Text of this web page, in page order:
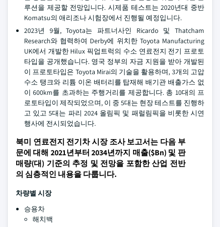
루션을 제공할 전망입니다. 시제품 테스트는 2020년대 중반
Komatsu의 애리조나 시험장에서 진행될 예정입니다.
2023년 9월, Toyota는 파트너사인 Ricardo 및 Thatcham
Research와 협력하여 Derby에 위치한 Toyota Manufacturing
UK에서 개발한 Hilux 픽업트럭의 수소 연료전지 전기 프로토
타입을 공개했습니다. 영국 정부의 자금 지원을 받아 개발된
이 프로토타입은 Toyota Mirai의 기술을 활용하며, 3개의 고압
수소 탱크와 리튬 이온 배터리를 탑재해 배기관 배출가스 없
이 600km를 초과하는 주행거리를 제공합니다. 총 10대의 프
로토타입이 제작되었으며, 이 중 5대는 현장 테스트를 진행하
고 있고 5대는 파리 2024 올림픽 및 패럴림픽을 비롯한 시연
행사에 전시되었습니다.
북미 연료전지 전기차 시장 조사 보고서는 다음 부
문에 대해 2021년부터 2034년까지 매출($Bn) 및 판
매량(대) 기준의 추정 및 전망을 포함한 산업 전반
의 심층적인 내용을 다룹니다.
차량별 시장
승용차
해치백